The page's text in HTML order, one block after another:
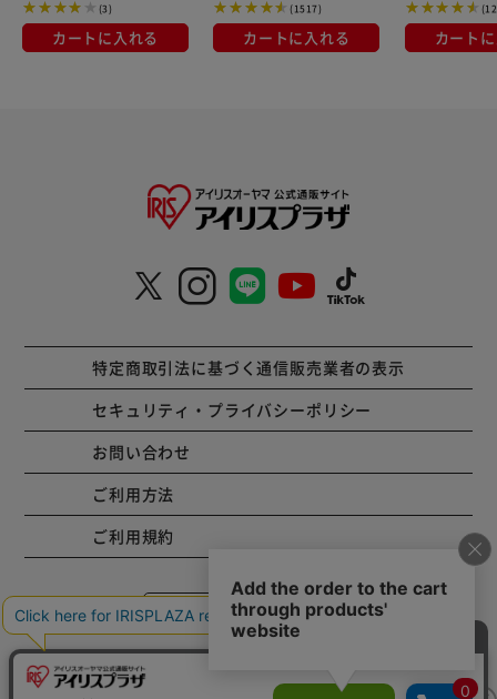
(3)
カートに入れる
(1517)
カートに入れる カート
特定商取引法に基づく通信販売業者の表示
セキュリティ・プライバシーポリシー
お問い合わせ
ご利用方法
ご利用規約
コーポレートサイト